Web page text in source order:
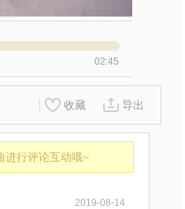
02:45
收藏 导出
进行评论互动哦~
2019-08-14